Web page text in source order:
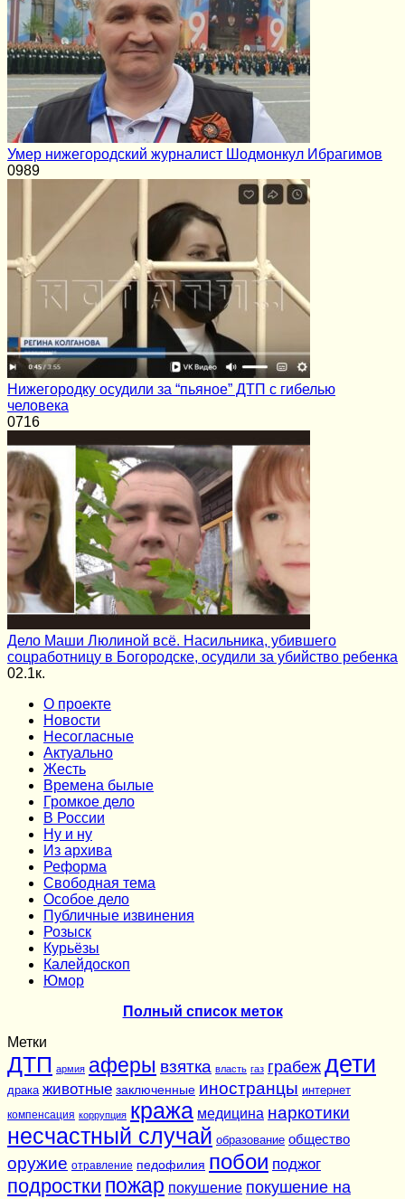
Умер нижегородский журналист Шодмонкул Ибрагимов
0989
Нижегородку осудили за “пьяное” ДТП с гибелью
человека
0716
Дело Маши Люлиной всё. Насильника, убившего
соцработницу в Богородске, осудили за убийство ребенка
02.1к.
О проекте
Новости
Несогласные
Актуально
Жесть
Времена былые
Громкое дело
В России
Ну и ну
Из архива
Реформа
Cвободная тема
Особое дело
Публичные извинения
Розыск
Курьёзы
Калейдоскоп
Юмор
Полный список меток
Метки
ДТП армия аферы взятка власть газ грабеж дети
драка животные заключенные иностранцы интернет
компенсация коррупция кража медицина наркотики
несчастный случай образование общество
оружие отравление педофилия побои поджог
подростки пожар покушение покушение на